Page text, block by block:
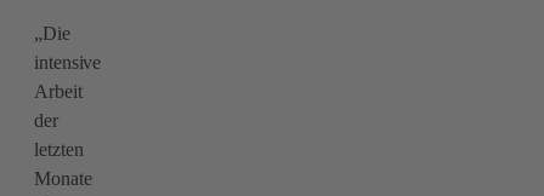
„Die
intensive
Arbeit
der
letzten
Monate